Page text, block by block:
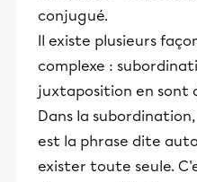
conjugué.
Il existe plusieurs
complexe :
juxtaposition en sont
Dans la
est la phrase dite
exister toute seule.